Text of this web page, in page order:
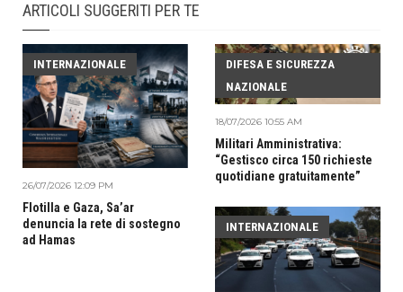
ARTICOLI SUGGERITI PER TE
INTERNAZIONALE
26/07/2026 12:09 PM
Flotilla e Gaza, Sa’ar
denuncia la rete di sostegno
ad Hamas
DIFESA E SICUREZZA
NAZIONALE
18/07/2026 10:55 AM
Militari Amministrativa:
“Gestisco circa 150 richieste
quotidiane gratuitamente”
INTERNAZIONALE